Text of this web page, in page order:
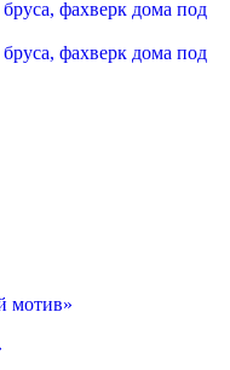
мотив»